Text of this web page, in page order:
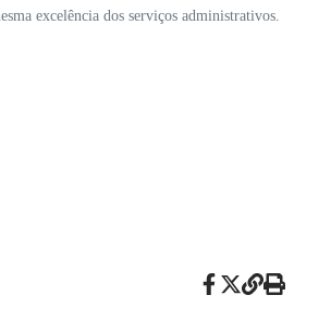
excelência dos serviços administrativos.